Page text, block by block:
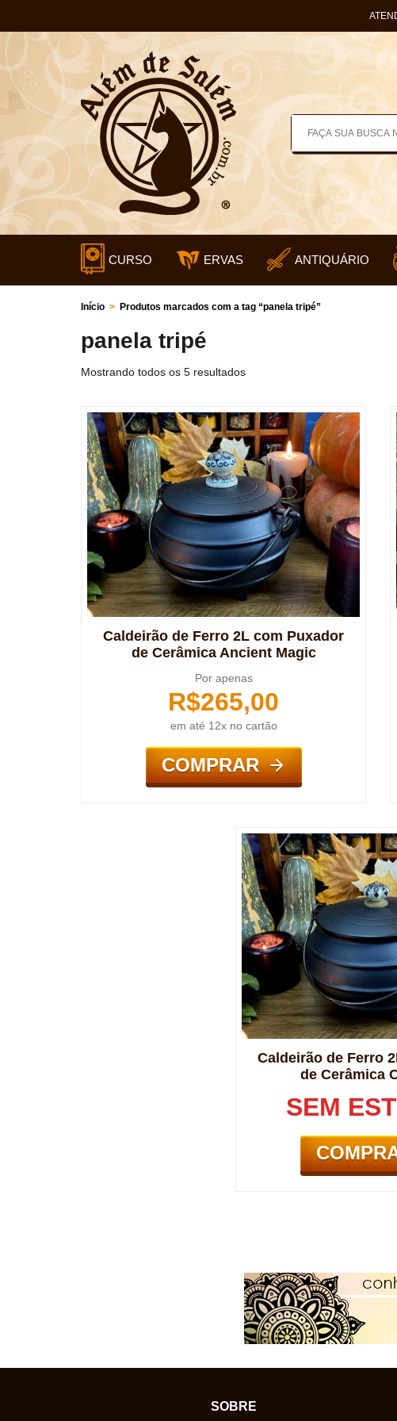
CURSO ERVAS ANTIQUÁRIO
Início > Produtos marcados com a tag “panela tripé”
panela tripé
Mostrando todos os 5 resultados
Caldeirão de Ferro 2L com Puxador
de Cerâmica Ancient Magic
Por apenas
R$265,00
em até 12x no cartão
COMPRAR
Caldeirão de Ferro
de Cerâmica
SEM
SOBRE